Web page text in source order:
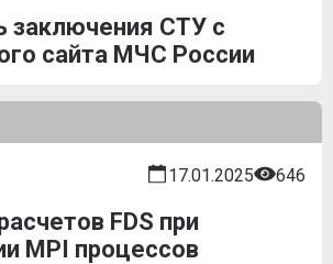
заключения СТУ с
сайта МЧС России
17.01.2025 646
FDS при
MPI процессов